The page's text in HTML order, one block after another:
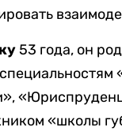
53 года, он
«школы